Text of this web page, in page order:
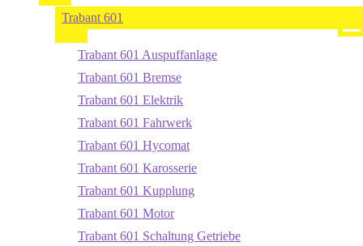
Trabant 601
Trabant 601 Auspuffanlage
Trabant 601 Bremse
Trabant 601 Elektrik
Trabant 601 Fahrwerk
Trabant 601 Hycomat
Trabant 601 Karosserie
Trabant 601 Kupplung
Trabant 601 Motor
Trabant 601 Schaltung Getriebe